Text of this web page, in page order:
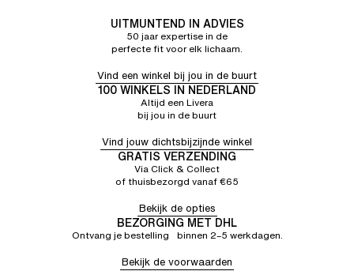
UITMUNTEND IN ADVIES
50 jaar expertise in de
perfecte fit voor elk lichaam.
Vind een winkel bij jou in de buurt
100 WINKELS IN NEDERLAND
Altijd een Livera
bij jou in de buurt
Vind jouw dichtsbijzijnde winkel
GRATIS VERZENDING
Via Click & Collect
of thuisbezorgd vanaf €65
Bekijk de opties
BEZORGING MET DHL
Ontvang je bestelling binnen 2–5 werkdagen.
Bekijk de voorwaarden